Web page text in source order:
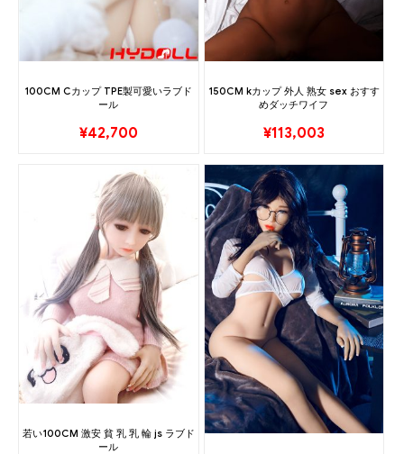
100CM Cカップ TPE製可愛いラブド
ール
¥42,700
150CM kカップ 外人 熟女 sex おすす
めダッチワイフ
¥113,003
若い100CM 激安 貧 乳 乳 輪 js ラブド
ール